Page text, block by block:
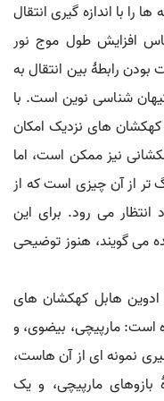
را با اندازه گیری انتقال
افزایش طول موج نور
رابطۀ بین انتقال به
شناسی نوین است. با
کهکشان های نزدیک امکان
نیز ممکن است، اما
تر از آن چیزی است که از
می رود. برای این
می گویند، هنوز توضیحی
ادوین هابل کهکشان های
است: مارپیچی، بیضوی، و
نمونه ای از آن هاست،
مارپیچی، و یک